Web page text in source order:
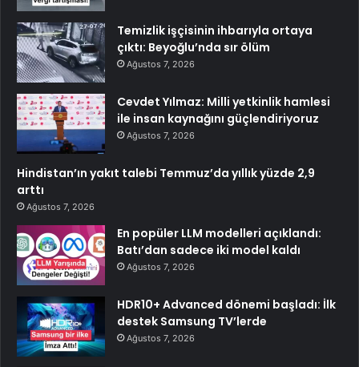
Temizlik işçisinin ihbarıyla ortaya
çıktı: Beyoğlu’nda sır ölüm
Ağustos 7, 2026
Cevdet Yılmaz: Milli yetkinlik hamlesi
ile insan kaynağını güçlendiriyoruz
Ağustos 7, 2026
Hindistan’ın yakıt talebi Temmuz’da yıllık yüzde 2,9
arttı
Ağustos 7, 2026
En popüler LLM modelleri açıklandı:
Batı’dan sadece iki model kaldı
Ağustos 7, 2026
HDR10+ Advanced dönemi başladı: İlk
destek Samsung TV’lerde
Ağustos 7, 2026